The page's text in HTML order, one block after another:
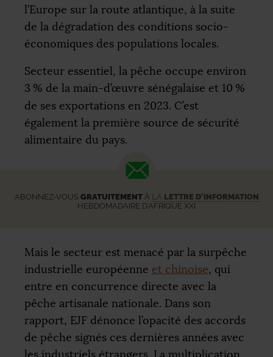
l’Europe sur la route atlantique, à la suite
de la dégradation des conditions socio-
économiques des populations locales.
Secteur essentiel, la pêche occupe environ
3 % de la main-d’œuvre sénégalaise et 10 %
de ses exportations en 2023. C’est
également la première source de sécurité
alimentaire du pays.
ABONNEZ-VOUS GRATUITEMENTÀ LA LETTRE D’INFORMATION
HEBDOMADAIRE D’AFRIQUE XXI
Mais le secteur est menacé par la surpêche
industrielle européenne et chinoise, qui
entre en concurrence directe avec la
pêche artisanale nationale. Dans son
rapport, EJF dénonce l’opacité des accords
de pêche signés ces dernières années avec